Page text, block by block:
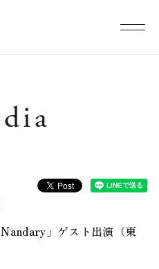
」ゲスト出演（東